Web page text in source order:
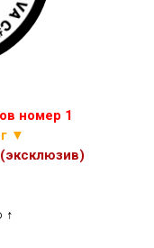
номер 1
▼
↑